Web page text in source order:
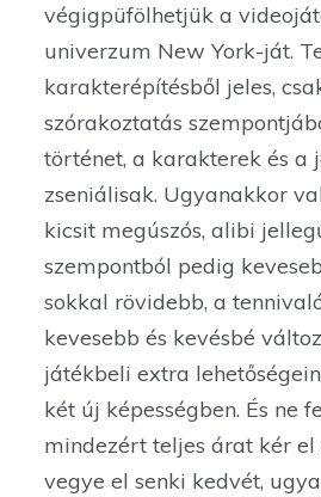
végigpüfölhetjük a
univerzum New York-ját.
karakterépítésből jeles,
szórakoztatás
történet, a karakterek és a
zseniálisak. Ugyanakkor
kicsit megúszós, alibi
szempontból pedig
sokkal rövidebb, a
kevesebb és kevésbé
játékbeli extra
két új képességben. És ne
mindezért teljes árat kér el
vegye el senki kedvét,